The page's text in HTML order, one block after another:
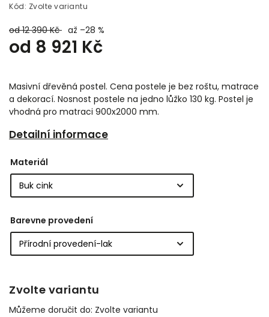
Kód: Zvolte variantu
od 12 390 Kč až –28 %
od 8 921 Kč
Masivní dřevěná postel. Cena postele je bez roštu, matrace
a dekorací. Nosnost postele na jedno lůžko 130 kg. Postel je
vhodná pro matraci 900x2000 mm.
Detailní informace
Materiál
Barevne provedení
Zvolte variantu
Můžeme doručit do: Zvolte variantu